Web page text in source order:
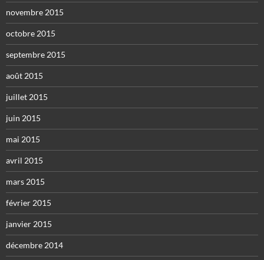
novembre 2015
octobre 2015
septembre 2015
août 2015
juillet 2015
juin 2015
mai 2015
avril 2015
mars 2015
février 2015
janvier 2015
décembre 2014